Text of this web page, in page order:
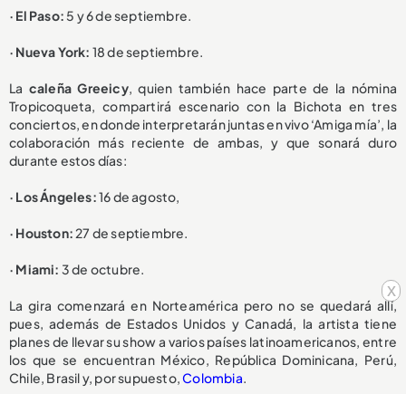
x
· El Paso: 5 y 6 de septiembre.
· Nueva York: 18 de septiembre.
La caleña Greeicy, quien también hace parte de la nómina
Tropicoqueta, compartirá escenario con la Bichota en tres
conciertos, en donde interpretarán juntas en vivo ‘Amiga mía’, la
colaboración más reciente de ambas, y que sonará duro
durante estos días:
· Los Ángeles:16 de agosto,
· Houston: 27 de septiembre.
· Miami: 3 de octubre.
La gira comenzará en Norteamérica pero no se quedará allí,
pues, además de Estados Unidos y Canadá, la artista tiene
planes de llevar su show a varios países latinoamericanos, entre
los que se encuentran México, República Dominicana, Perú,
Chile, Brasil y, por supuesto,Colombia.